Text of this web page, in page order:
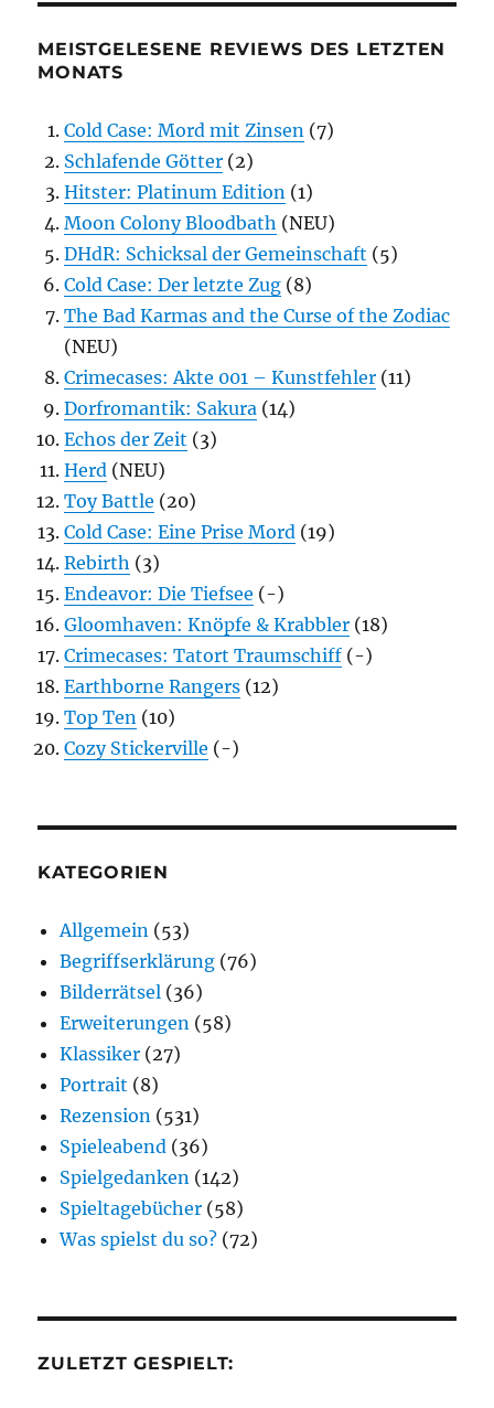
MEISTGELESENE REVIEWS DES LETZTEN
MONATS
Cold Case: Mord mit Zinsen (7)
Schlafende Götter (2)
Hitster: Platinum Edition (1)
Moon Colony Bloodbath (NEU)
DHdR: Schicksal der Gemeinschaft (5)
Cold Case: Der letzte Zug (8)
The Bad Karmas and the Curse of the Zodiac
(NEU)
Crimecases: Akte 001 – Kunstfehler (11)
Dorfromantik: Sakura (14)
Echos der Zeit (3)
Herd (NEU)
Toy Battle (20)
Cold Case: Eine Prise Mord (19)
Rebirth (3)
Endeavor: Die Tiefsee (-)
Gloomhaven: Knöpfe & Krabbler (18)
Crimecases: Tatort Traumschiff (-)
Earthborne Rangers (12)
Top Ten (10)
Cozy Stickerville (-)
KATEGORIEN
Allgemein (53)
Begriffserklärung (76)
Bilderrätsel (36)
Erweiterungen (58)
Klassiker (27)
Portrait (8)
Rezension (531)
Spieleabend (36)
Spielgedanken (142)
Spieltagebücher (58)
Was spielst du so? (72)
ZULETZT GESPIELT: